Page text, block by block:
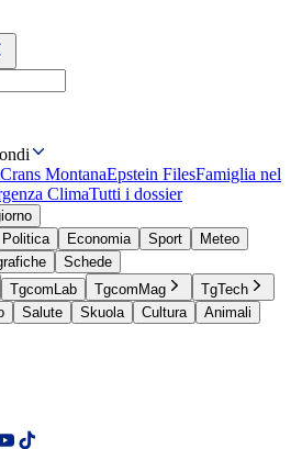
Crans MontanaEpstein FilesFamiglia nel
ClimaTutti i dossier
Politica Economia Sport
Meteo
Schede
TgcomLab TgcomMag
TgTech
Salute Skuola Cultura
Animali